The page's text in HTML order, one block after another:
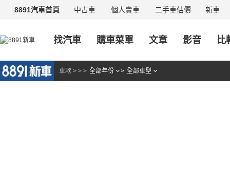
8891汽車首頁 中古車 個人賣車 二手車估價 新車
找汽車 購車菜單 文章 影音 比
車款 > > > 全部年份 > 全部車型